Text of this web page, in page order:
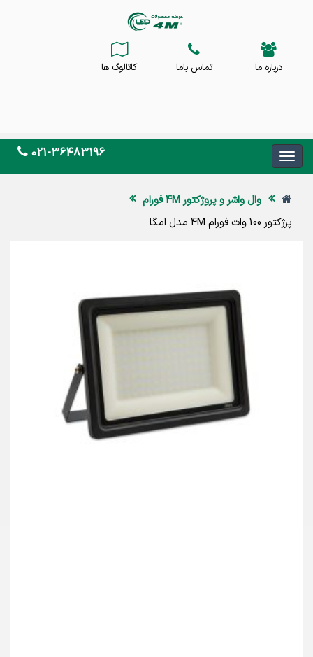
درباره ما تماس باما کاتالوگ ها
021-36483196
وال واشر و پروژکتور 4M فورام
پرژکتور 100 وات فورام 4M مدل امگا